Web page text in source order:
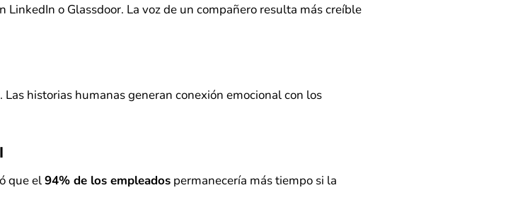
o Glassdoor. La voz de un compañero resulta más creíble
historias humanas generan conexión emocional con los
que el94% de los empleados permanecería más tiempo si la